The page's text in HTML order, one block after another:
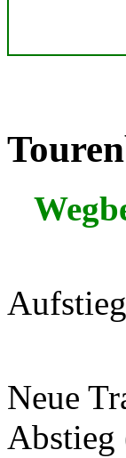
Neue
Abstieg